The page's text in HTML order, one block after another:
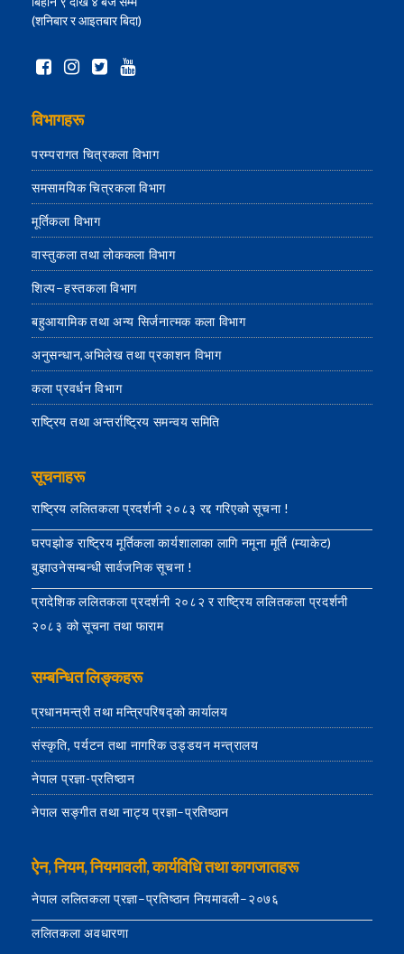
(शनिबार र आइतबार बिदा)
विभागहरू
परम्परागत चित्रकला विभाग
समसामयिक चित्रकला विभाग
मूर्तिकला विभाग
वास्तुकला तथा लोककला विभाग
शिल्प–हस्तकला विभाग
बहुआयामिक तथा अन्य सिर्जनात्मक कला विभाग
अनुसन्धान,अभिलेख तथा प्रकाशन विभाग
कला प्रवर्धन विभाग
राष्ट्रिय तथा अन्तर्राष्ट्रिय समन्वय समिति
सूचनाहरू
राष्ट्रिय ललितकला प्रदर्शनी २०८३ रद्द गरिएको सूचना !
घरपझोङ राष्ट्रिय मूर्तिकला कार्यशालाका लागि नमूना मूर्ति (म्याकेट)
बुझाउनेसम्बन्धी सार्वजनिक सूचना !
प्रादेशिक ललितकला प्रदर्शनी २०८२ र राष्ट्रिय ललितकला प्रदर्शनी
२०८३ को सूचना तथा फाराम
सम्बन्धित लिङ्कहरू
प्रधानमन्त्री तथा मन्त्रिपरिषद्को कार्यालय
संस्कृति, पर्यटन तथा नागरिक उड्डयन मन्त्रालय
नेपाल प्रज्ञा-प्रतिष्ठान
नेपाल सङ्गीत तथा नाट्य प्रज्ञा–प्रतिष्ठान
ऐन, नियम, नियमावली, कार्यविधि तथा कागजातहरू
नेपाल ललितकला प्रज्ञा–प्रतिष्ठान नियमावली–२०७६
ललितकला अवधारणा